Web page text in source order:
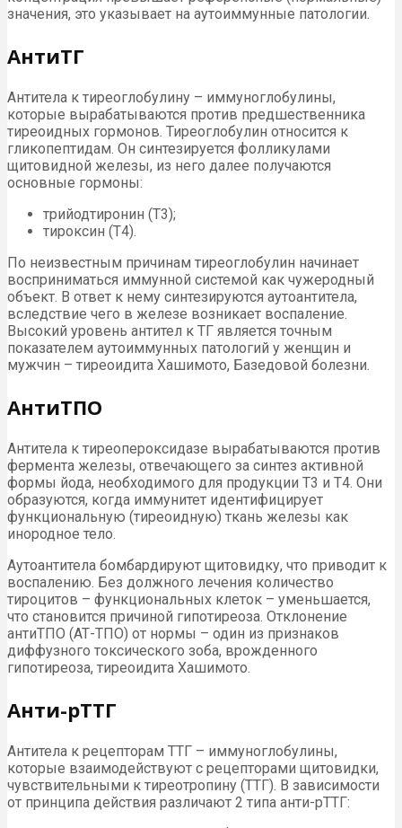
значения, это указывает на аутоиммунные патологии.
АнтиТГ
Антитела к тиреоглобулину – иммуноглобулины,
которые вырабатываются против предшественника
тиреоидных гормонов. Тиреоглобулин относится к
гликопептидам. Он синтезируется фолликулами
щитовидной железы, из него далее получаются
основные гормоны:
трийодтиронин (Т3);
тироксин (Т4).
По неизвестным причинам тиреоглобулин начинает
восприниматься иммунной системой как чужеродный
объект. В ответ к нему синтезируются аутоантитела,
вследствие чего в железе возникает воспаление.
Высокий уровень антител к ТГ ­является точным
показателем аутоиммунных патологий у женщин и
мужчин ­– тиреоидита Хашимото, Базедовой болезни.
АнтиТПО
Антитела к тиреопероксидазе вырабатываются против
фермента железы, отвечающего за синтез активной
формы йода, необходимого для продукции Т3 и Т4. Они
образуются, когда иммунитет идентифицирует
функциональную (тиреоидную) ткань железы как
инородное тело.
Аутоантитела бомбардируют щитовидку, что приводит к
воспалению. Без должного лечения количество
тироцитов – функциональных клеток – уменьшается,
что становится причиной гипотиреоза. Отклонение
антиТПО (АТ-ТПО) от нормы – один из признаков
диффузного токсического зоба, врожденного
гипотиреоза, тиреоидита Хашимото.
Анти-рТТГ
Антитела к рецепторам ТТГ – иммуноглобулины,
которые взаимодействуют с рецепторами щитовидки,
чувствительными к тиреотропину (ТТГ). В зависимости
от принципа действия различают 2 типа анти-рТТГ: